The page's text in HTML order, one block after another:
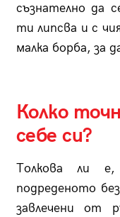
съзнателно да
ти липсва и с
малка борба, за
Колко
себе си?
Толкова ли
подреденото
завлечени от